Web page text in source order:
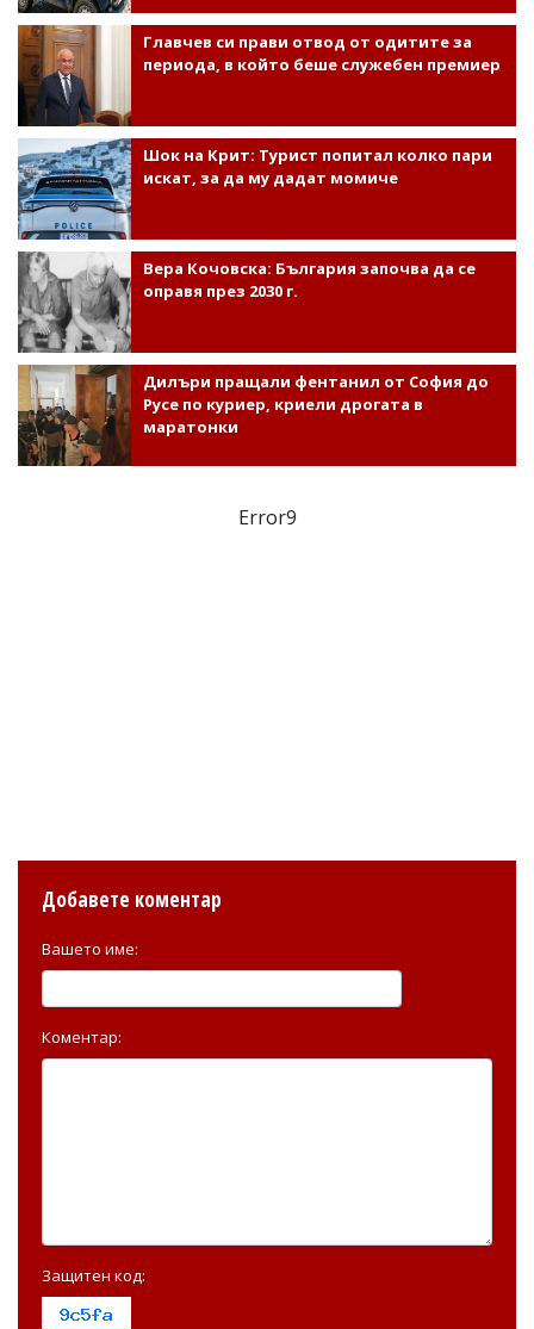
Главчев си прави отвод от одитите за
периода, в който беше служебен премиер
Шок на Крит: Турист попитал колко пари
искат, за да му дадат момиче
Вера Кочовска: България започва да се
оправя през 2030 г.
Дилъри пращали фентанил от София до
Русе по куриер, криели дрогата в
маратонки
Error9
Добавете коментар
Вашето име:
Коментар:
Защитен код: